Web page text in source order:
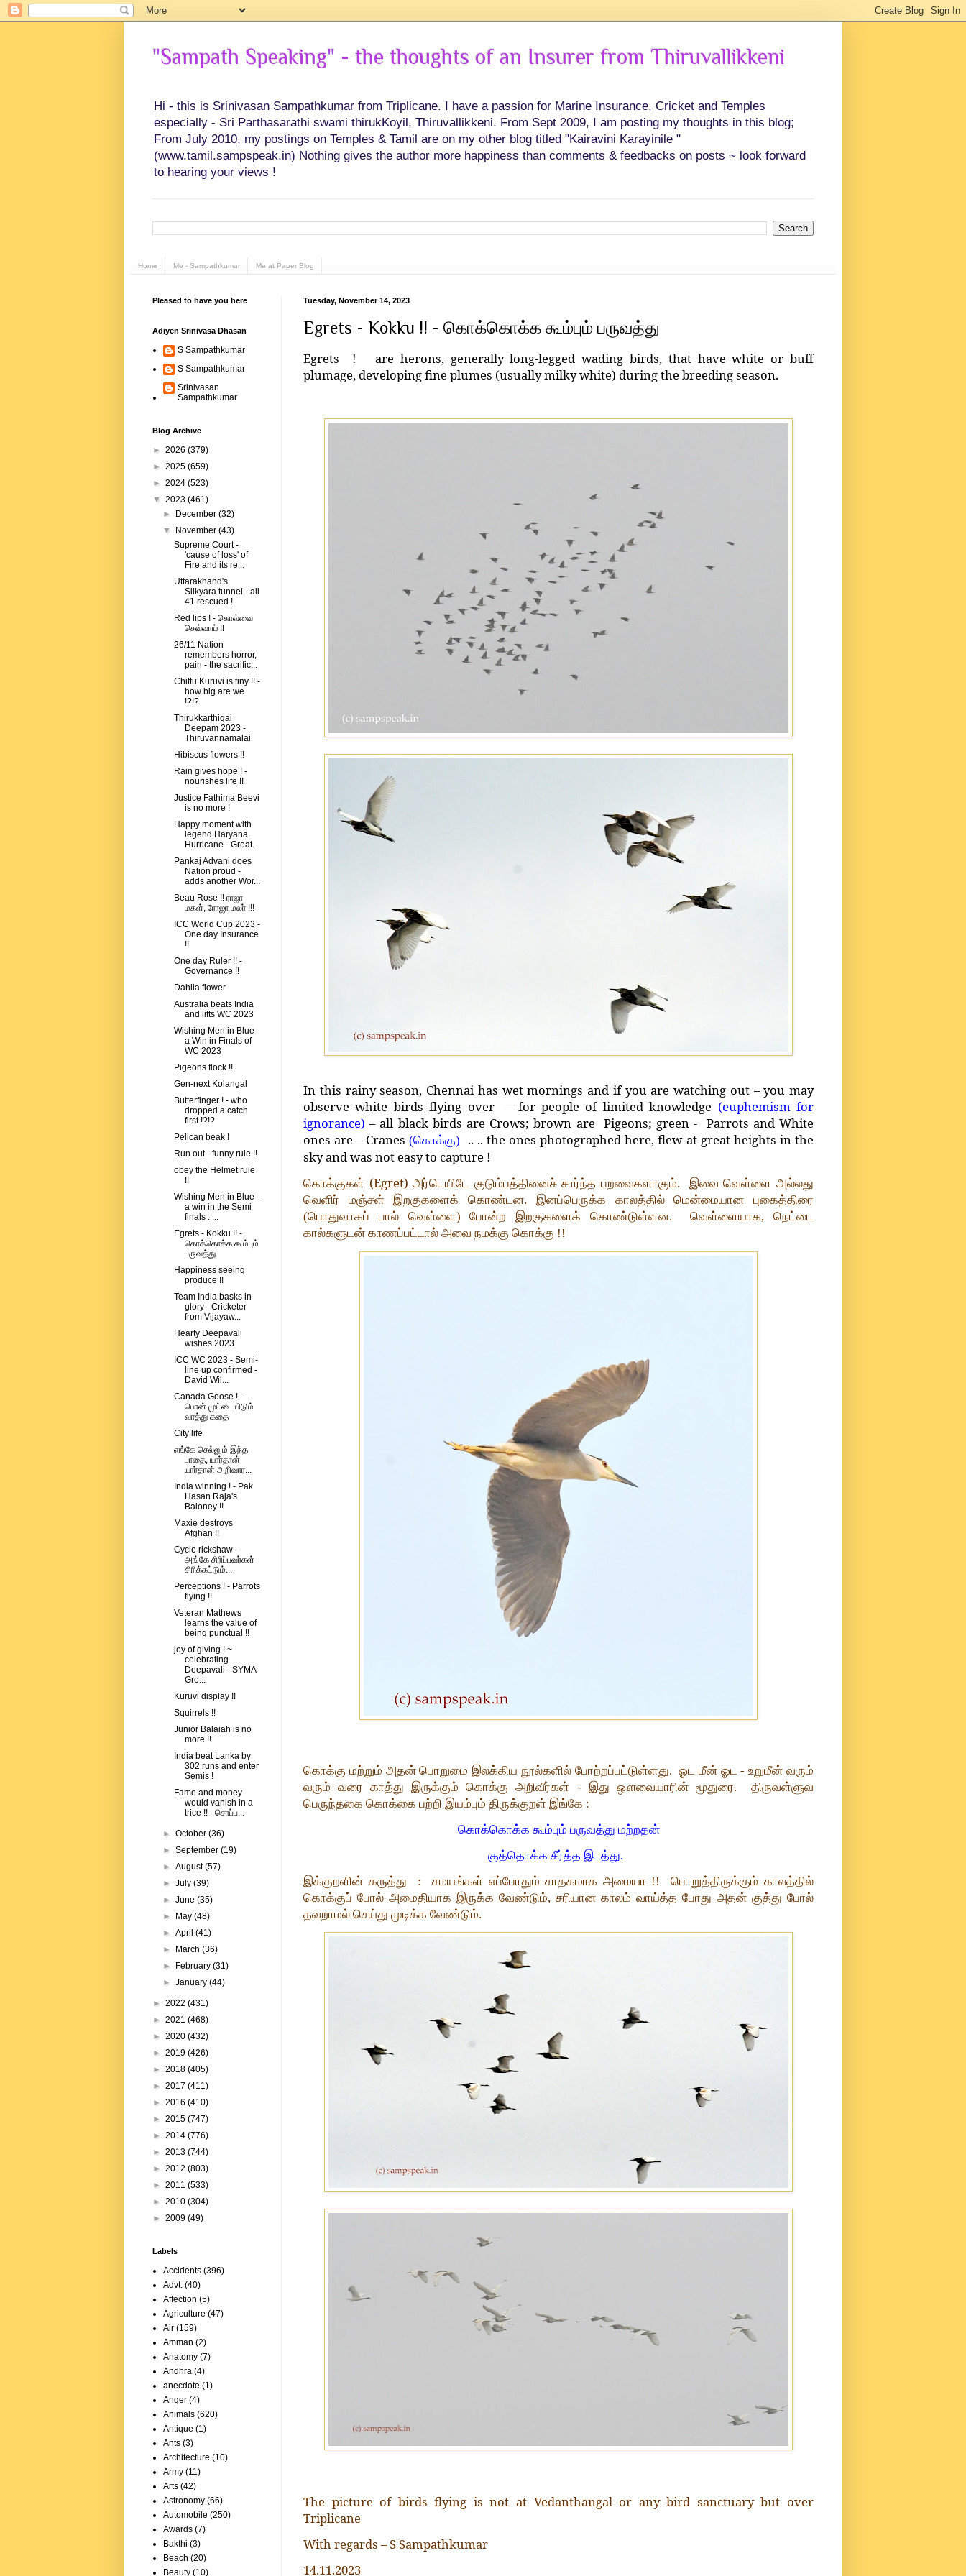
"Sampath Speaking" - the thoughts of an Insurer from Thiruvallikkeni
Hi - this is Srinivasan Sampathkumar from Triplicane. I have a passion for Marine Insurance, Cricket and Temples
especially - Sri Parthasarathi swami thirukKoyil, Thiruvallikkeni. From Sept 2009, I am posting my thoughts in this blog;
From July 2010, my postings on Temples & Tamil are on my other blog titled "Kairavini Karayinile "
(www.tamil.sampspeak.in) Nothing gives the author more happiness than comments & feedbacks on posts ~ look forward
to hearing your views !
Home Me - Sampathkumar Me at Paper Blog
Tuesday, November 14, 2023
Egrets - Kokku !! - கொக்கொக்க கூம்பும் பருவத்து
Egrets ! are herons, generally long-legged wading birds, that have white or buff
plumage, developing fine plumes (usually milky white) during the breeding season.
In this rainy season, Chennai has wet mornings and if you are watching out – you may
observe white birds flying over – for people of limited knowledge (euphemism for
ignorance)– all black birds are Crows; brown are Pigeons; green - Parrots and White
ones are – Cranes(கொக்கு)
.. .. the ones photographed here, flew at great heights in the
sky and was not easy to capture !
கொக்குகள் (Egret) அர்டெயிடே குடும்பத்தினைச் சார்ந்த பறவைகளாகும். இவை வெள்ளை அல்லது
வெளிர் மஞ்சள் இறகுகளைக் கொண்டன. இனப்பெருக்க காலத்தில் மென்மையான புகைத்திரை
(பொதுவாகப் பால் வெள்ளை) போன்ற இறகுகளைக் கொண்டுள்ளன. வெள்ளையாக, நெட்டை
கால்களுடன் காணப்பட்டால் அவை நமக்கு கொக்கு !!
கொக்கு மற்றும் அதன் பொறுமை இலக்கிய நூல்களில் போற்றப்பட்டுள்ளது. ஓட மீன் ஓட - உறுமீன் வரும்
வரும் வரை காத்து இருக்கும் கொக்கு அறிவீர்கள் - இது ஔவையாரின் மூதுரை. திருவள்ளுவ
பெருந்தகை கொக்கை பற்றி இயம்பும் திருக்குறள் இங்கே :
கொக்கொக்க கூம்பும் பருவத்து மற்றதன்
குத்தொக்க சீர்த்த இடத்து.
இக்குறளின் கருத்து : சமயங்கள் எப்போதும் சாதகமாக அமையா !! பொறுத்திருக்கும் காலத்தில்
கொக்குப் போல் அமைதியாக இருக்க வேண்டும், சரியான காலம் வாய்த்த போது அதன் குத்து போல்
தவறாமல் செய்து முடிக்க வேண்டும்.
The picture of birds flying is not at Vedanthangal or any bird sanctuary but over
Triplicane
With regards – S Sampathkumar
14.11.2023
Pleased to have you here
Adiyen Srinivasa Dhasan
S Sampathkumar
S Sampathkumar
Srinivasan
Sampathkumar
Blog Archive
► 2026 (379)
► 2025 (659)
► 2024 (523)
▼ 2023 (461)
►
December(32)
▼
November(43)
Supreme Court -
'cause of loss' of
Fire and its re...
Uttarakhand's
Silkyara tunnel - all
41 rescued !
Red lips ! - கொவ்வை
செவ்வாய் !!
26/11 Nation
remembers horror,
pain - the sacrific...
Chittu Kuruvi is tiny !! -
how big are we
!?!?
Thirukkarthigai
Deepam 2023 -
Thiruvannamalai
Hibiscus flowers !!
Rain gives hope ! -
nourishes life !!
Justice Fathima Beevi
is no more !
Happy moment with
legend Haryana
Hurricane - Great...
Pankaj Advani does
Nation proud -
adds another Wor...
Beau Rose !! ராஜா
மகள், ரோஜா மலர் !!!
ICC World Cup 2023 -
One day Insurance
!!
One day Ruler !! -
Governance !!
Dahlia flower
Australia beats India
and lifts WC 2023
Wishing Men in Blue
a Win in Finals of
WC 2023
Pigeons flock !!
Gen-next Kolangal
Butterfinger ! - who
dropped a catch
first !?!?
Pelican beak !
Run out - funny rule !!
obey the Helmet rule
!!
Wishing Men in Blue -
a win in the Semi
finals : ...
Egrets - Kokku !! -
கொக்கொக்க கூம்பும்
பருவத்து
Happiness seeing
produce !!
Team India basks in
glory - Cricketer
from Vijayaw...
Hearty Deepavali
wishes 2023
ICC WC 2023 - Semi-
line up confirmed -
David Wil...
Canada Goose ! -
பொன் முட்டையிடும்
வாத்து கதை
City life
எங்கே செல்லும் இந்த
பாதை, யார்தான்
யார்தான் அறிவார...
India winning ! - Pak
Hasan Raja's
Baloney !!
Maxie destroys
Afghan !!
Cycle rickshaw -
அங்கே சிரிப்பவர்கள்
சிரிக்கட்டும்...
Perceptions ! - Parrots
flying !!
Veteran Mathews
learns the value of
being punctual !!
joy of giving ! ~
celebrating
Deepavali - SYMA
Gro...
Kuruvi display !!
Squirrels !!
Junior Balaiah is no
more !!
India beat Lanka by
302 runs and enter
Semis !
Fame and money
would vanish in a
trice !! - சொப்ப...
►October(36)
►September(19)
►August(57)
►July(39)
►June(35)
►
May(48)
►April(41)
►
March(36)
►
February(31)
►January(44)
► 2022 (431)
► 2021 (468)
► 2020 (432)
► 2019 (426)
► 2018 (405)
► 2017 (411)
► 2016 (410)
► 2015 (747)
► 2014 (776)
► 2013 (744)
► 2012 (803)
► 2011 (533)
► 2010 (304)
► 2009 (49)
Labels
Accidents (396)
Advt. (40)
Affection (5)
Agriculture (47)
Air (159)
Amman (2)
Anatomy (7)
Andhra (4)
anecdote (1)
Anger (4)
Animals (620)
Antique (1)
Ants (3)
Architecture (10)
Army (11)
Arts (42)
Astronomy (66)
Automobile (250)
Awards (7)
Bakthi (3)
Beach (20)
Beauty (10)